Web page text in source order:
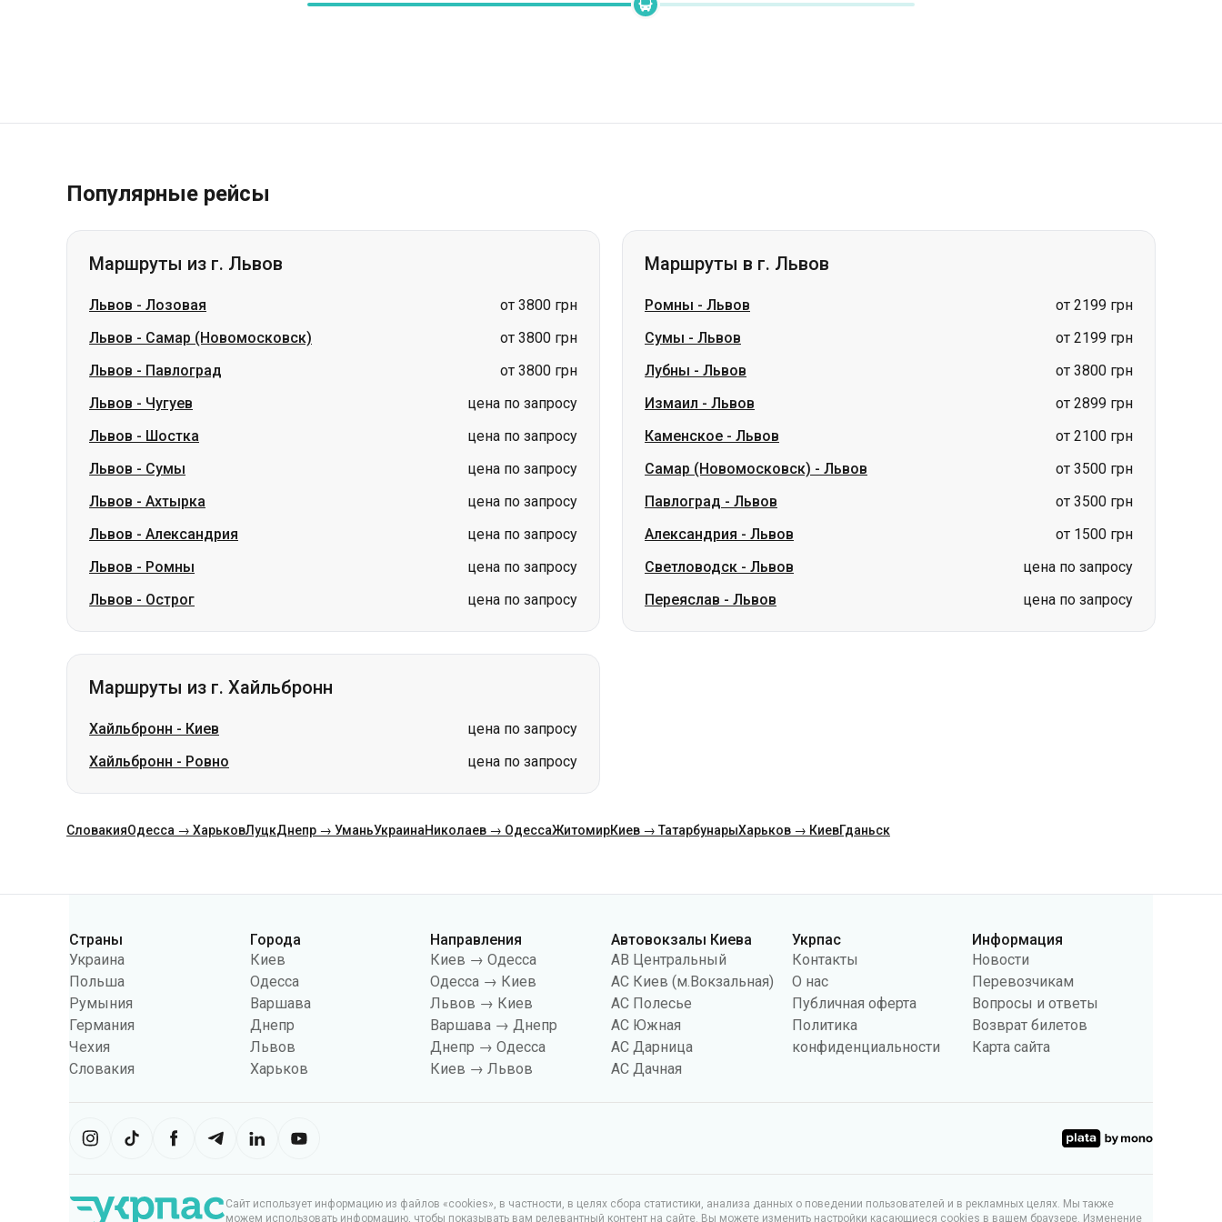
Популярные рейсы
Маршруты из г. Львов
Львов - Лозовая
от 3800 грн
Львов - Самар (Новомосковск)
от 3800 грн
Львов - Павлоград
от 3800 грн
Львов - Чугуев
цена по запросу
Львов - Шостка
цена по запросу
Львов - Сумы
цена по запросу
Львов - Ахтырка
цена по запросу
Львов - Александрия
цена по запросу
Львов - Ромны
цена по запросу
Львов - Острог цена по запросу
Маршруты в г. Львов
Ромны - Львов
от 2199 грн
Сумы - Львов
от 2199 грн
Лубны - Львов
от 3800 грн
Измаил - Львов
от 2899 грн
Каменское - Львов
от 2100 грн
Самар (Новомосковск) - Львов
от 3500 грн
Павлоград - Львов
от 3500 грн
Александрия - Львов
от 1500 грн
Светловодск - Львов
цена по запросу
Переяслав - Львов цена по запросу
Маршруты из г. Хайльбронн
Хайльбронн - Киев
цена по запросу
Хайльбронн - Ровно цена по запросу
СловакияОдесса → ХарьковЛуцкДнепр → УманьУкраинаНиколаев → ОдессаЖитомирКиев → ТатарбунарыХарьков → КиевГданьск
Категории
Страны
Украина
Польша
Румыния
Германия
Чехия
Словакия
Города
Киев
Одесса
Варшава
Днепр
Львов
Харьков
Направления
Киев → Одесса
Одесса → Киев
Львов → Киев
Варшава → Днепр
Днепр → Одесса
Киев → Львов
Автовокзалы Киева
АВ Центральный
АС Киев (м.Вокзальная)
АС Полесье
АС Южная
АС Дарница
АС Дачная
Укрпас
Контакты
О нас
Публичная оферта
Политика
конфиденциальности
Информация
Новости
Перевозчикам
Вопросы и ответы
Возврат билетов
Карта сайта
Сайт использует информацию из файлов «cookies», в частности, в целях сбора статистики, анализа данных о поведении пользователей и в рекламных целях. Мы также
можем использовать информацию, чтобы показывать вам релевантный контент на сайте. Вы можете изменить настройки касающиеся cookies в вашем браузере. Изменение